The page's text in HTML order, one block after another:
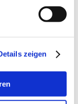
zeigen